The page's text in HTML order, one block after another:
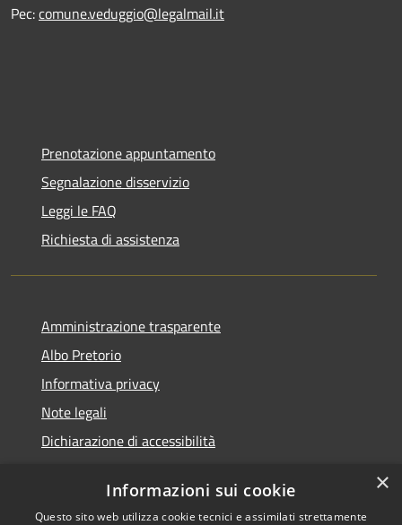
Pec:comune.veduggio@legalmail.it
Prenotazione appuntamento
Segnalazione disservizio
Leggi le FAQ
Richiesta di assistenza
Amministrazione trasparente
Albo Pretorio
Informativa privacy
Note legali
Dichiarazione di accessibilità
×
Informazioni sui cookie
Questo sito web utilizza cookie tecnici e assimilati strettamente